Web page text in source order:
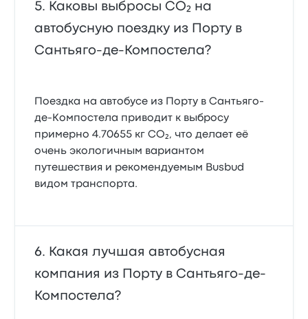
Каковы выбросы CO₂ на
автобусную поездку из Порту в
Сантьяго-де-Компостела?
Поездка на автобусе из Порту в Сантьяго-
де-Компостела приводит к выбросу
примерно 4.70655 кг CO₂, что делает её
очень экологичным вариантом
путешествия и рекомендуемым Busbud
видом транспорта.
Какая лучшая автобусная
компания из Порту в Сантьяго-де-
Компостела?